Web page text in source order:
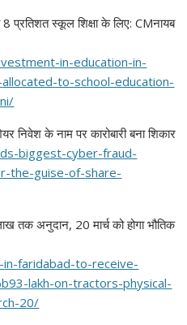
8 प्रतिशत स्कूल शिक्षा के लिए: CMनायब
in-education-in-
allocated-to-school-education-
निवेश के नाम पर कारोबारी बना शिकार
biggest-cyber-fraud-
the-guise-of-share-
तक अनुदान, 20 मार्च को होगा भौतिक
in-faridabad-to-receive-
lakh-on-tractors-physical-
20/